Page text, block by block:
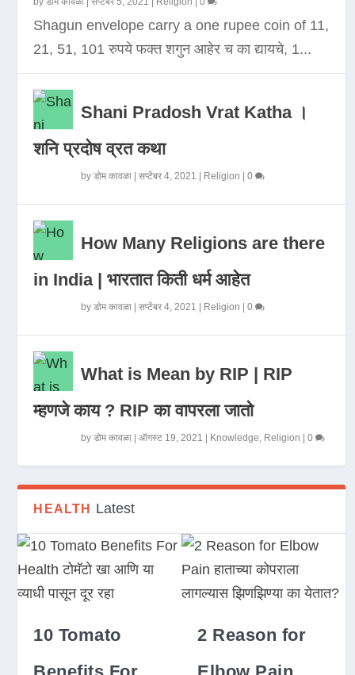
Shagun envelope carry a one rupee coin of 11,
21, 51, 101 रुपये फक्त शगुन आहेर च का द्यायचे, 1...
Shani Pradosh Vrat Katha ।
शनि प्रदोष व्रत कथा
byडोम कावळा |सप्टेंबर 4, 2021 Religion |0
How Many Religions are there
in India | भारतात किती धर्म आहेत
byडोम कावळा |सप्टेंबर 4, 2021 Religion |0
What is Mean by RIP | RIP
म्हणजे काय ? RIP का वापरला जातो
byडोम कावळा |ऑगस्ट 19, 2021 Knowledge, Religion |0
HEALTH Latest
10 Tomato
2 Reason for